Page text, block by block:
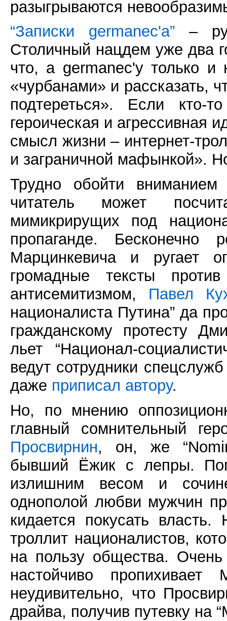
разыгрываются
“Записки germanec'а”–
Столичный нацдем уже два
что, а germanec'у только и
«чурбанами» и рассказать,
подтереться». Если
героическая и агрессивная
смысл жизни – интернет-
и заграничной мафынкой».
Трудно обойти
читатель может
мимикрирущих под
пропаганде.
Марцинкевича и ругает
громадные тексты
антисемитизмом, Павел
националиста Путина” да
гражданскому протесту
льет “Национал-
ведут сотрудники
даже приписал автору.
Но, по мнению
главный сомнительный
Просвирнин, он, же
бывший Ёжик с лепры.
излишним весом и
однополой любви мужчин
кидается покусать
троллит националистов,
на пользу общества.
настойчиво
неудивительно, что
драйва, получив путевку на